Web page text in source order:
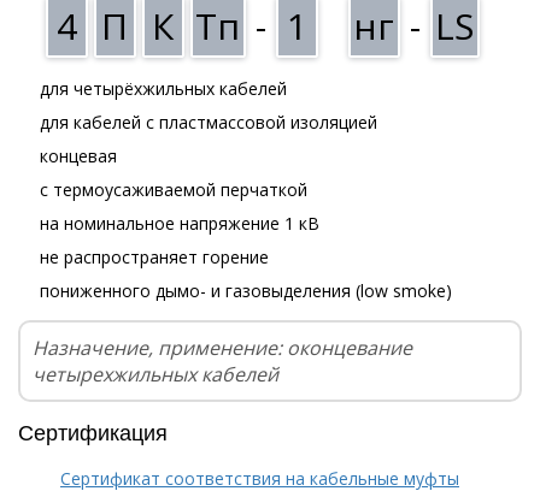
4 П К Тп - 1 нг - LS
для четырёхжильных кабелей
для кабелей с пластмассовой изоляцией
концевая
с термоусаживаемой перчаткой
на номинальное напряжение 1 кВ
не распространяет горение
пониженного дымо- и газовыделения (low smoke)
Назначение, применение: оконцевание
четырехжильных кабелей
Сертификация
Сертификат соответствия на кабельные муфты